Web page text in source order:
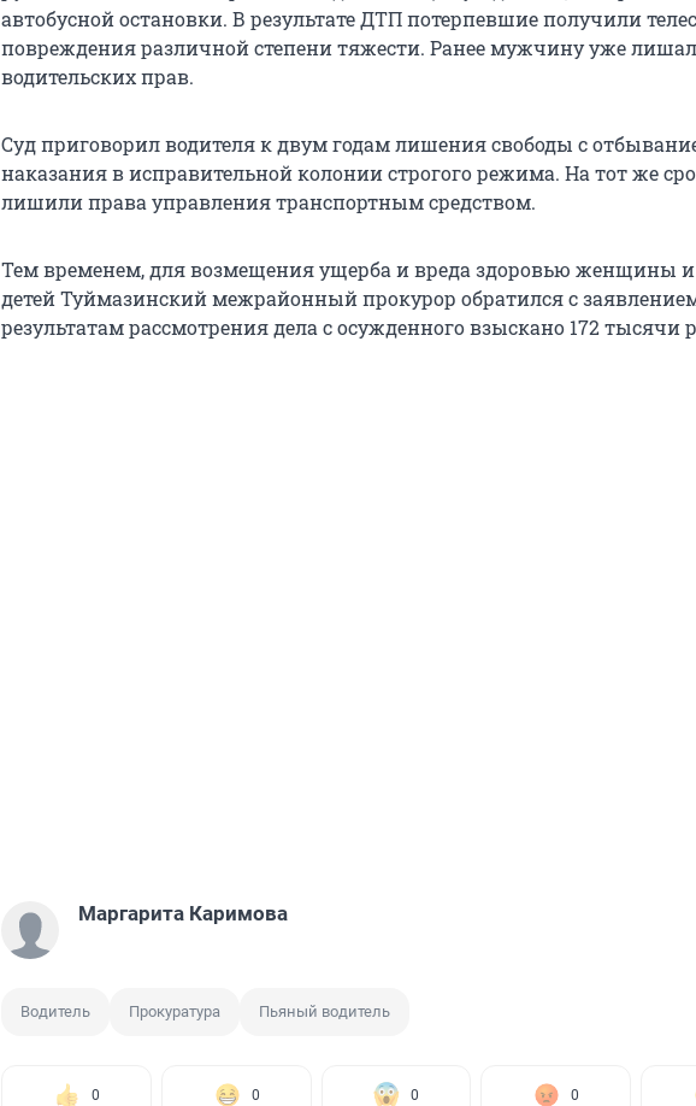
автобусной остановки. В результате ДТП потерпевшие получили
повреждения различной степени тяжести. Ранее мужчину уже
водительских прав.
Суд приговорил водителя к двум годам лишения свободы с
наказания в исправительной колонии строгого режима. На тот же
лишили права управления транспортным средством.
Тем временем, для возмещения ущерба и вреда здоровью женщины и
детей Туймазинский межрайонный прокурор обратился с
результатам рассмотрения дела с осужденного взыскано 172 тысячи
Маргарита Каримова
Водитель Прокуратура Пьяный водитель
0 0 0 0